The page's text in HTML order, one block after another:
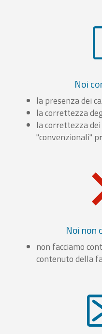
Noi
la presenza dei
la correttezza
la correttezza
"convenzionali"
Noi non
non facciamo
contenuto della